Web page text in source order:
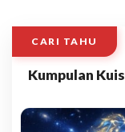
CARI TAHU
Kumpulan